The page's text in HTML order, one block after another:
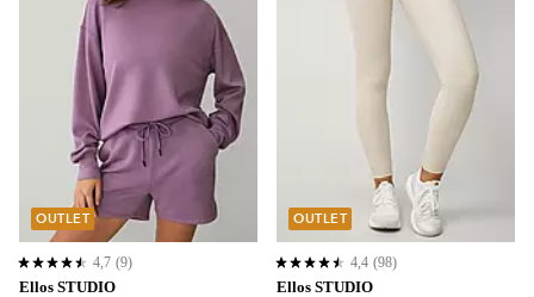
Ellos STUDIO
4,7 op basis van 9 beoordelingen
4,7 (9)
OUTLET
Ellos STUDIO
4,4 op basis van 98 beoordelingen
4,4 (98)
OUTLET